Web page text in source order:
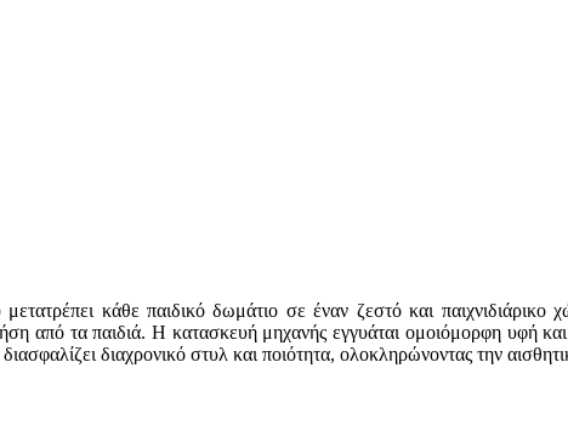
κάθε παιδικό δωμάτιο σε έναν ζεστό και
από τα παιδιά. Η κατασκευή μηχανής εγγυάται ομοιόμορφη υφή
διαχρονικό στυλ και ποιότητα, ολοκληρώνοντας την